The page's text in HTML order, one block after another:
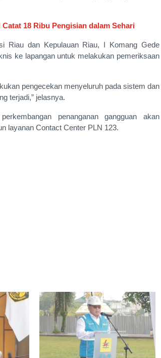
18 Ribu Pengisian dalam Sehari
Riau dan Kepulauan Riau, I Komang Gede
ke lapangan untuk melakukan pemeriksaan
pengecekan menyeluruh pada sistem dan
terjadi,” jelasnya.
penanganan gangguan akan
layanan Contact Center PLN 123.